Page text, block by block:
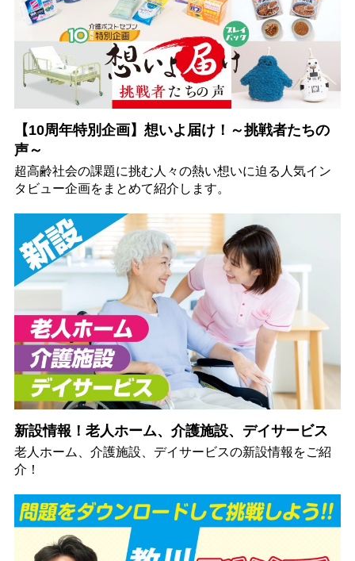
【10周年特別企画】想いよ届け！～挑戦者たちの
声～
超高齢社会の課題に挑む人々の熱い想いに迫る人気イン
タビュー企画をまとめて紹介します。
新設情報！老人ホーム、介護施設、デイサービス
老人ホーム、介護施設、デイサービスの新設情報をご紹
介！